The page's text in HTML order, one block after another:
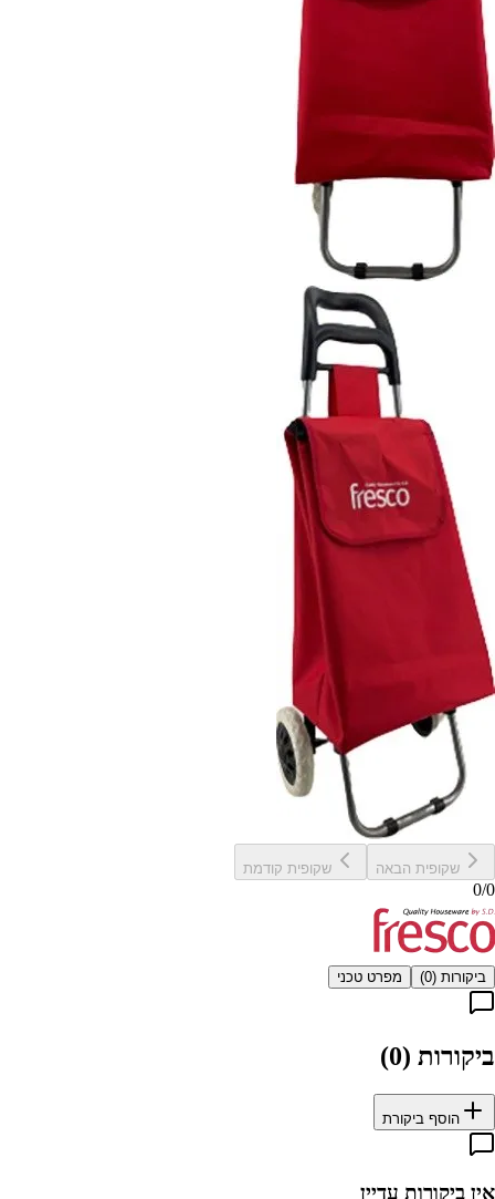
שקופית הבאה שקופית קודמת
0/0
ביקורות (0
) מפרט טכני
ביקורות (0
)
הוסף ביקורת
אין ביקורות עדיין